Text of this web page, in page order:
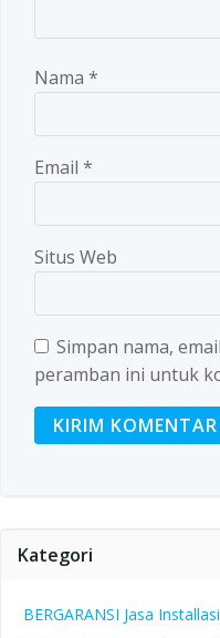
Nama *
Email *
Situs Web
Simpan nama,
peramban ini untuk
Kategori
BERGARANSI Jasa